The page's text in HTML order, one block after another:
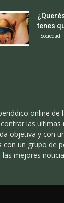
tenes
Sociedad
online de
las ultimas
objetiva y con
un grupo de
mejores